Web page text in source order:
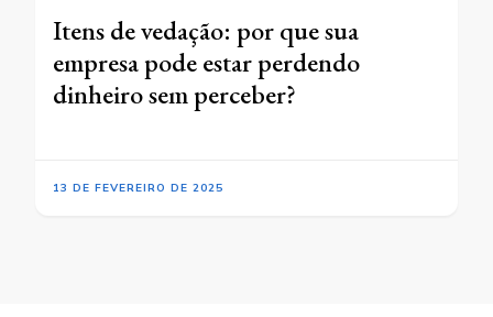
Itens de vedação: por que sua
empresa pode estar perdendo
dinheiro sem perceber?
13 DE FEVEREIRO DE 2025